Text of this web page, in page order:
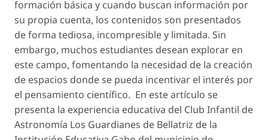
formación básica y cuando buscan información por
su propia cuenta, los contenidos son presentados
de forma tediosa, incompresible y limitada. Sin
embargo, muchos estudiantes desean explorar en
este campo, fomentando la necesidad de la creación
de espacios donde se pueda incentivar el interés por
el pensamiento científico. En este artículo se
presenta la experiencia educativa del Club Infantil de
Astronomía Los Guardianes de Bellatriz de la